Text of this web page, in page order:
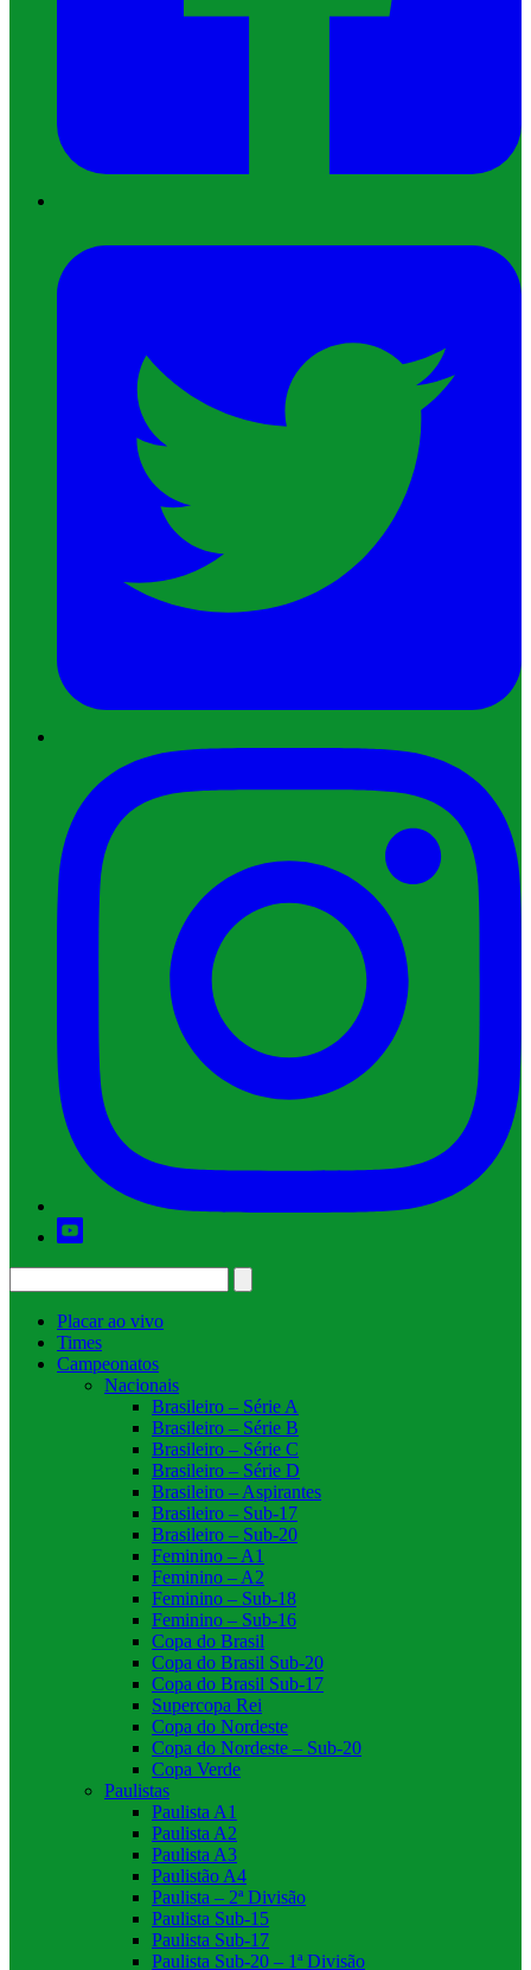
Placar ao vivo
Times
Campeonatos
Nacionais
Brasileiro – Série A
Brasileiro – Série B
Brasileiro – Série C
Brasileiro – Série D
Brasileiro – Aspirantes
Brasileiro – Sub-17
Brasileiro – Sub-20
Feminino – A1
Feminino – A2
Feminino – Sub-18
Feminino – Sub-16
Copa do Brasil
Copa do Brasil Sub-20
Copa do Brasil Sub-17
Supercopa Rei
Copa do Nordeste
Copa do Nordeste – Sub-20
Copa Verde
Paulistas
Paulista A1
Paulista A2
Paulista A3
Paulistão A4
Paulista – 2ª Divisão
Paulista Sub-15
Paulista Sub-17
Paulista Sub-20 – 1ª Divisão